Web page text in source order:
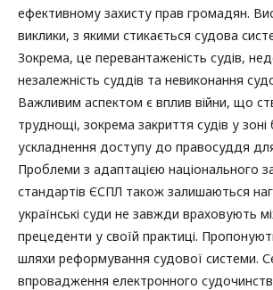
ефективному захисту прав громадян.
виклики, з якими стикається судова
Зокрема, це перевантаженість судів,
незалежність суддів та невиконання
Важливим аспектом є вплив війни, що
труднощі, зокрема закриття судів у зоні
ускладнення доступу до правосуддя
Проблеми з адаптацією національного
стандартів ЄСПЛ також залишаються
українські суди не завжди враховують
прецеденти у своїй практиці.
шляхи реформування судової системи.
впровадження електронного